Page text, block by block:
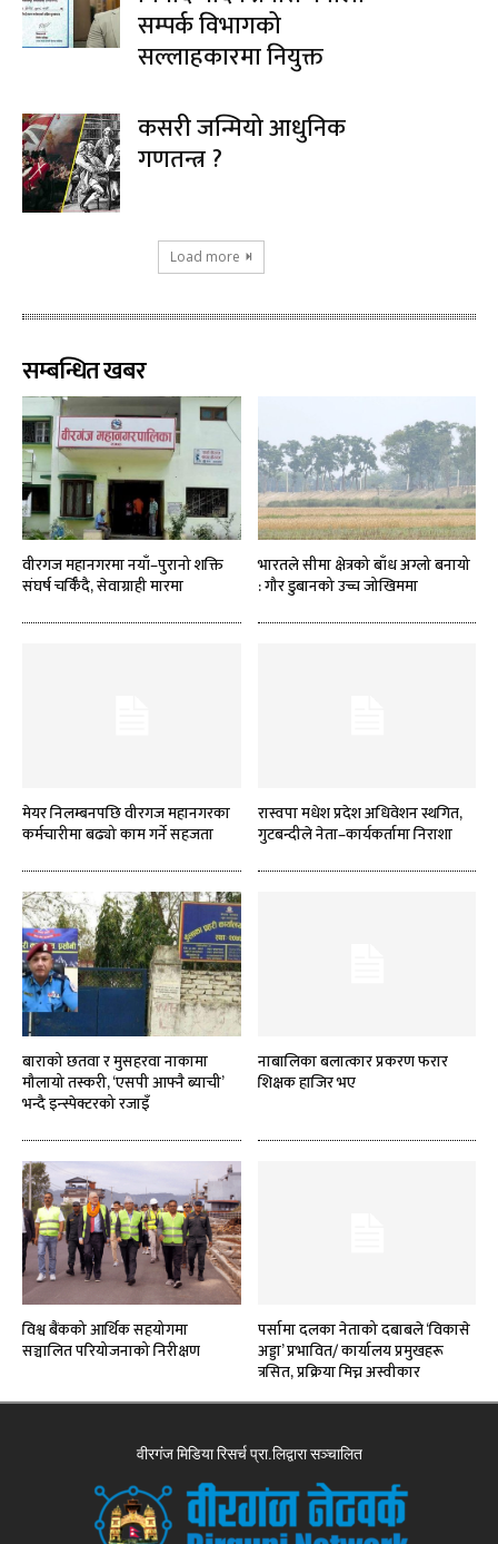
सम्पर्क विभागको
सल्लाहकारमा नियुक्त
कसरी जन्मियो आधुनिक
गणतन्त्र ?
Load more
सम्बन्धित खबर
वीरगज महानगरमा नयाँ–पुरानो शक्ति
संघर्ष चर्किँदै, सेवाग्राही मारमा
भारतले सीमा क्षेत्रको बाँध अग्लो बनायो
: गौर डुबानको उच्च जोखिममा
मेयर निलम्बनपछि वीरगज महानगरका
कर्मचारीमा बढ्यो काम गर्ने सहजता
रास्वपा मधेश प्रदेश अधिवेशन स्थगित,
गुटबन्दीले नेता–कार्यकर्तामा निराशा
बाराको छतवा र मुसहरवा नाकामा
मौलायो तस्करी, ‘एसपी आफ्नै ब्याची’
भन्दै इन्स्पेक्टरको रजाइँ
नाबालिका बलात्कार प्रकरण फरार
शिक्षक हाजिर भए
विश्व बैंकको आर्थिक सहयोगमा
सञ्चालित परियोजनाको निरीक्षण
पर्सामा दलका नेताको दबाबले ‘विकासे
अड्डा’ प्रभावित/ कार्यालय प्रमुखहरू
त्रसित, प्रक्रिया मिच्न अस्वीकार
वीरगंज मिडिया रिसर्च प्रा.लिद्वारा सञ्चालित